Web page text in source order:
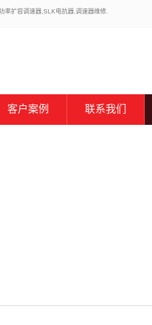
率扩容调速器,SLK电抗器,调速器维修.
客户案例 联系我们